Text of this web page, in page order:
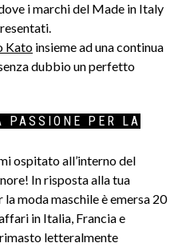
i marchi del Made in Italy
Kato insieme ad una continua
dubbio un perfetto
PASSIONE PER LA
ospitato all’interno del
In risposta alla tua
moda maschile è emersa 20
in Italia, Francia e
letteralmente